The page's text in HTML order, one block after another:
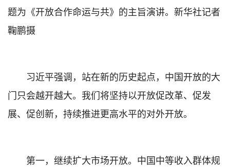
题为《开放合作命运与共》的主旨演讲。新华社记者
鞠鹏摄
习近平强调，站在新的历史起点，中国开放的大
门只会越开越大。我们将坚持以开放促改革、促发
展、促创新，持续推进更高水平的对外开放。
第一，继续扩大市场开放。中国中等收入群体规